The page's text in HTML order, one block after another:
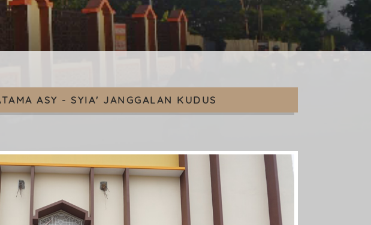
ASY - SYIA' JANGGALAN KUDUS